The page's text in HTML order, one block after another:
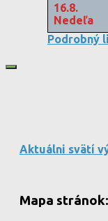
16.8.
Nedeľa
Podrobný
Aktuálni svätí
Mapa stránok: